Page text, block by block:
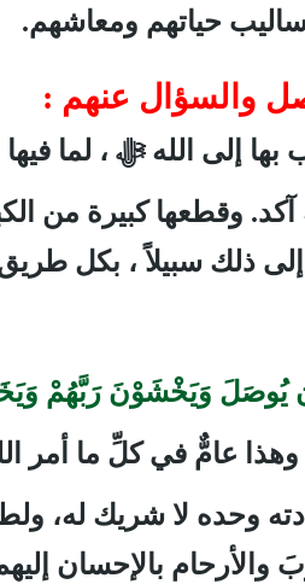
أساليب حياتهم ومعاشهم.
بها إلى الله ﷻ ، لما
آكد. وقطعها كبيرة من
إلى ذلك سبيلاً ، بكل
يُوصَلَ وَيَخْشَوْنَ رَبَّهُمْ
عامٌّ في كلِّ ما أمر
وحده لا شريك له،
بالإحسان